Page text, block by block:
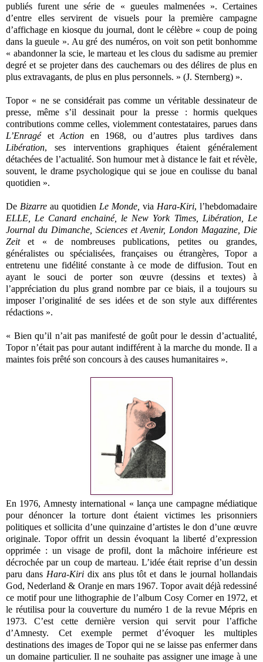
publiés furent une série de « gueules malmenées ». Certaines
d’entre elles servirent de visuels pour la première campagne
d’affichage en kiosque du journal, dont le célèbre « coup de poing
dans la gueule ». Au gré des numéros, on voit son petit bonhomme
« abandonner la scie, le marteau et les clous du sadisme au premier
degré et se projeter dans des cauchemars ou des délires de plus en
plus extravagants, de plus en plus personnels. » (J. Sternberg) ».
Topor « ne se considérait pas comme un véritable dessinateur de
presse, même s’il dessinait pour la presse : hormis quelques
contributions comme celles, violemment contestataires, parues dans
L’EnragéetAction en 1968, ou d’autres plus tardives dans
Libération, ses interventions graphiques étaient généralement
détachées de l’actualité. Son humour met à distance le fait et révèle,
souvent, le drame psychologique qui se joue en coulisse du banal
quotidien ».
De Bizarre au quotidien Le Monde, via Hara-Kiri, l’hebdomadaire
ELLE, Le Canard enchainé, le New York Times, Libération, Le
Journal du Dimanche, Sciences et Avenir, London Magazine, Die
Zeitet « de nombreuses publications, petites ou grandes,
généralistes ou spécialisées, françaises ou étrangères, Topor a
entretenu une fidélité constante à ce mode de diffusion. Tout en
ayant le souci de porter son œuvre (dessins et textes) à
l’appréciation du plus grand nombre par ce biais, il a toujours su
imposer l’originalité de ses idées et de son style aux différentes
rédactions ».
« Bien qu’il n’ait pas manifesté de goût pour le dessin d’actualité,
Topor n’était pas pour autant indifférent à la marche du monde. Il a
maintes fois prêté son concours à des causes humanitaires ».
En 1976, Amnesty international « lança une campagne médiatique
pour dénoncer la torture dont étaient victimes les prisonniers
politiques et sollicita d’une quinzaine d’artistes le don d’une œuvre
originale. Topor offrit un dessin évoquant la liberté d’expression
opprimée : un visage de profil, dont la mâchoire inférieure est
décrochée par un coup de marteau. L’idée était reprise d’un dessin
paru dans Hara-Kiridix ans plus tôt et dans le journal hollandais
God, Nederland & Oranje en mars 1967. Topor avait déjà redessiné
ce motif pour une lithographie de l’album Cosy Corner en 1972, et
le réutilisa pour la couverture du numéro 1 de la revue Mépris en
1973. C’est cette dernière version qui servit pour l’affiche
d’Amnesty. Cet exemple permet d’évoquer les multiples
destinations des images de Topor qui ne se laisse pas enfermer dans
un domaine particulier. Il ne souhaite pas assigner une image à une